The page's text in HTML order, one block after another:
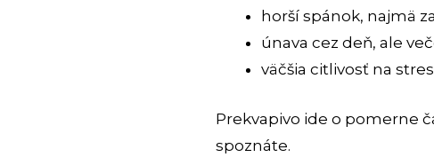
horší spánok, najmä
únava cez deň, ale
väčšia citlivosť na
Prekvapivo ide o pomerne
spoznáte.